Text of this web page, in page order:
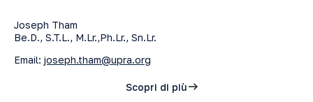
Joseph Tham
Be.D., S.T.L., M.Lr.,Ph.Lr., Sn.Lr.
Email: joseph.tham@upra.org
Scopri di più